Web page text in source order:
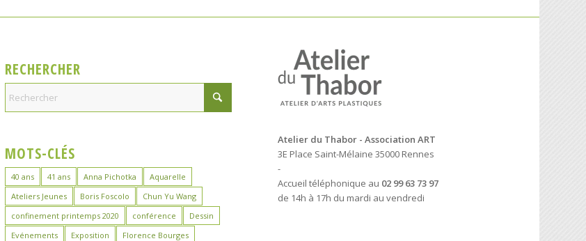
RECHERCHER
MOTS-CLÉS
40 ans 41 ans Anna Pichotka
Aquarelle
Ateliers Jeunes
Boris Foscolo
Chun Yu Wang
confinement printemps 2020
conférence
Dessin
Evénements
Exposition Florence Bourges
Atelier du Thabor - Association ART
3E Place Saint-Mélaine 35000 Rennes
-
Accueil téléphonique au 02 99 63 73 97
de 14h à 17h du mardi au vendredi